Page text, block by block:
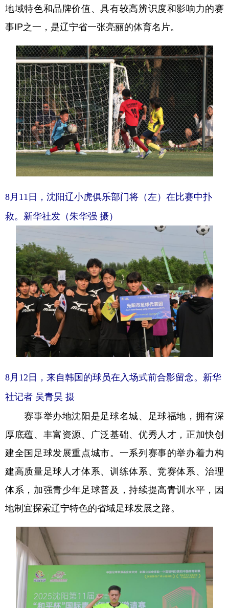
地域特色和品牌价值、具有较高辨识度和影响力的赛
事IP之一，是辽宁省一张亮丽的体育名片。
8月11日，沈阳辽小虎俱乐部门将（左）在比赛中扑
救。新华社发（朱华强 摄）
8月12日，来自韩国的球员在入场式前合影留念。新华
社记者 吴青昊 摄
赛事举办地沈阳是足球名城、足球福地，拥有深
厚底蕴、丰富资源、广泛基础、优秀人才，正加快创
建全国足球发展重点城市。一系列赛事的举办着力构
建高质量足球人才体系、训练体系、竞赛体系、治理
体系，加强青少年足球普及，持续提高青训水平，因
地制宜探索辽宁特色的省域足球发展之路。